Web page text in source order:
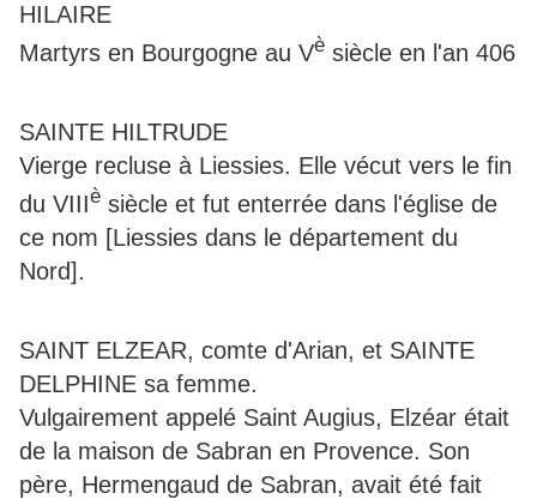
HILAIRE
Martyrs en Bourgogne au Vè siècle en l'an 406
SAINTE HILTRUDE
Vierge recluse à Liessies. Elle vécut vers le fin
du VIIIè siècle et fut enterrée dans l'église de
ce nom [Liessies dans le département du
Nord].
SAINT ELZEAR, comte d'Arian, et SAINTE
DELPHINE sa femme.
Vulgairement appelé Saint Augius, Elzéar était
de la maison de Sabran en Provence. Son
père, Hermengaud de Sabran, avait été fait